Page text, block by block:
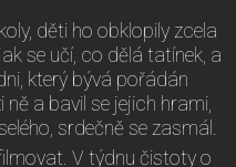
děti ho obklopily zcela
se učí, co dělá tatínek, a
který bývá pořádán
a bavil se jejich hrami,
srdečně se zasmál.
V týdnu čistoty o